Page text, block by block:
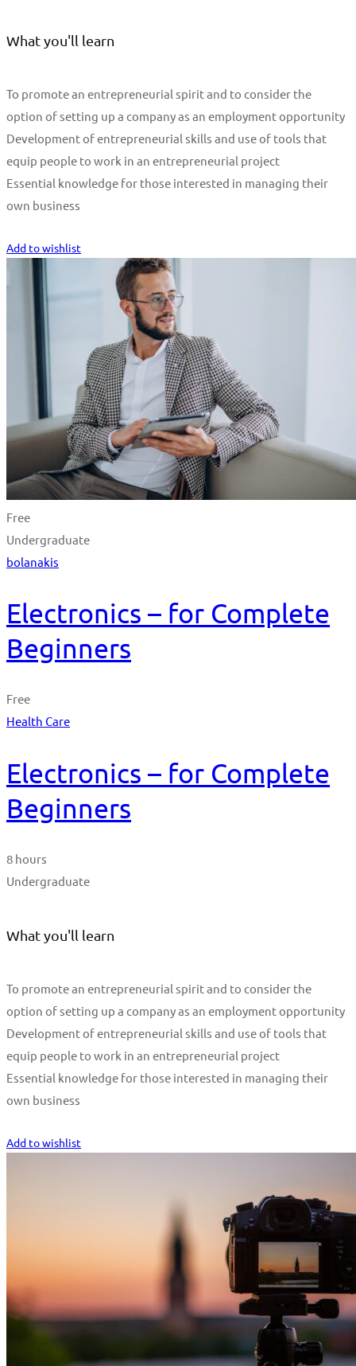
What you'll learn
To promote an entrepreneurial spirit and to consider the
option of setting up a company as an employment opportunity
Development of entrepreneurial skills and use of tools that
equip people to work in an entrepreneurial project
Essential knowledge for those interested in managing their
own business
Add to wishlist
Free
Undergraduate
bolanakis
Electronics – for Complete
Beginners
Free
Health Care
Electronics – for Complete
Beginners
8 hours
Undergraduate
What you'll learn
To promote an entrepreneurial spirit and to consider the
option of setting up a company as an employment opportunity
Development of entrepreneurial skills and use of tools that
equip people to work in an entrepreneurial project
Essential knowledge for those interested in managing their
own business
Add to wishlist